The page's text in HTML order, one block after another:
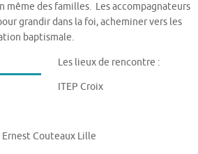
même des familles. Les accompagnateurs
grandir dans la foi, acheminer vers les
baptismale.
Les lieux de rencontre :
ITEP Croix
Couteaux Lille